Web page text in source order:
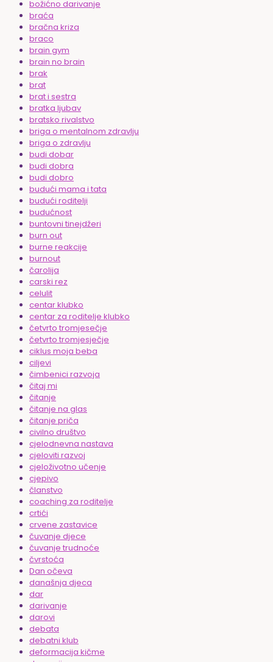
božićno darivanje
braća
bračna kriza
braco
brain gym
brain no brain
brak
brat
brat i sestra
bratka ljubav
bratsko rivalstvo
briga o mentalnom zdravlju
briga o zdravlju
budi dobar
budi dobra
budi dobro
budući mama i tata
budući roditelji
budućnost
buntovni tinejdžeri
burn out
burne reakcije
burnout
čarolija
carski rez
celulit
centar klubko
centar za roditelje klubko
četvrto tromjesečje
četvrto tromjesječje
ciklus moja beba
ciljevi
čimbenici razvoja
čitaj mi
čitanje
čitanje na glas
čitanje priča
civilno društvo
cjelodnevna nastava
cjeloviti razvoj
cjeloživotno učenje
cjepivo
članstvo
coaching za roditelje
crtići
crvene zastavice
čuvanje djece
čuvanje trudnoće
čvrstoća
Dan očeva
današnja djeca
dar
darivanje
darovi
debata
debatni klub
deformacija kičme